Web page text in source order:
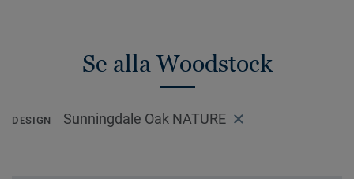
Se alla Woodstock
DESIGN Sunningdale Oak NATURE